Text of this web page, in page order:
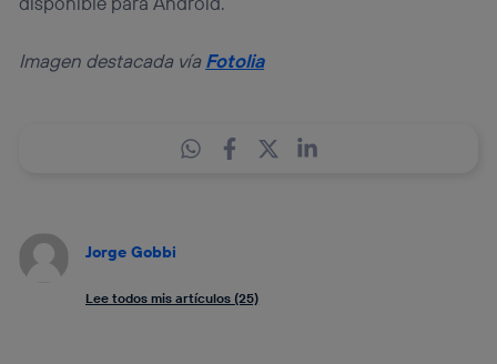
Imagen destacada víaFotolia
Jorge Gobbi
Lee todos mis artículos (25)